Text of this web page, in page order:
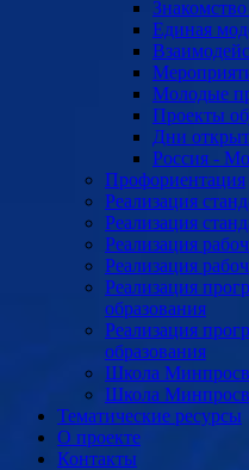
Единая
Молодые
Проекты
Дни
Россия -
Профориентация
Реализация
Реализация
Реализация
Реализация
Реализация
образования
Реализация
образования
Школа
Школа
Тематические ресурсы
О проекте
Контакты